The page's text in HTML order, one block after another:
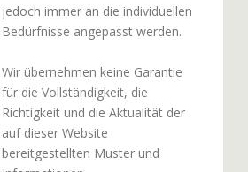
jedoch immer an die individuellen
Bedürfnisse angepasst werden.
Wir übernehmen keine Garantie
für die Vollständigkeit, die
Richtigkeit und die Aktualität der
auf dieser Website
bereitgestellten Muster und